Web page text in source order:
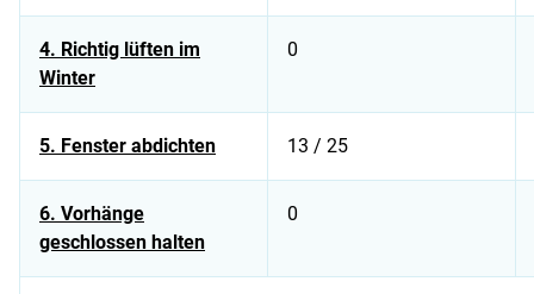
4. Richtig lüften im
Winter
0
5. Fenster abdichten 13 / 25
6. Vorhänge
geschlossen halten
0